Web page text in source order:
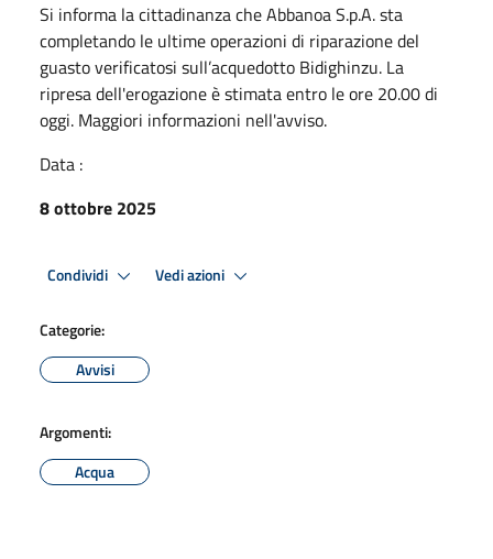
Si informa la cittadinanza che Abbanoa S.p.A. sta
completando le ultime operazioni di riparazione del
guasto verificatosi sull’acquedotto Bidighinzu. La
ripresa dell'erogazione è stimata entro le ore 20.00 di
oggi. Maggiori informazioni nell'avviso.
Data :
8 ottobre 2025
Condividi Vedi azioni
Categorie:
Avvisi
Argomenti:
Acqua